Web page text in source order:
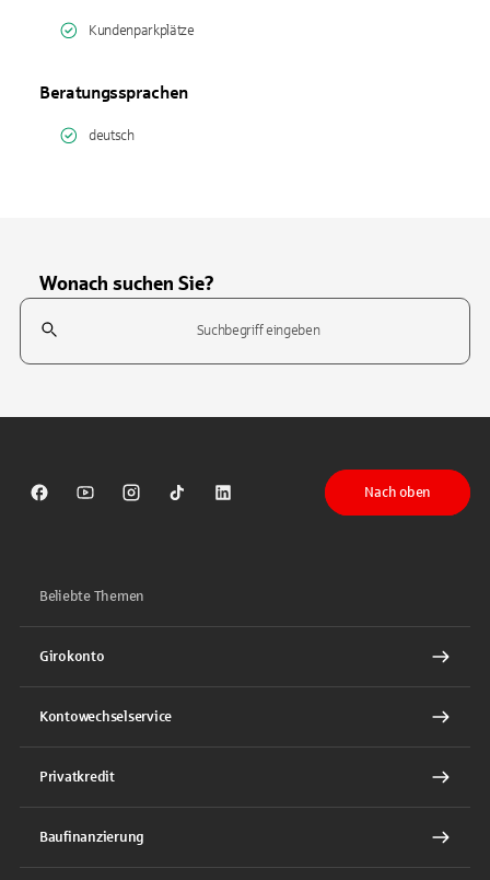
Kundenparkplätze
Beratungssprachen
deutsch
Wonach suchen Sie?
Suchfeld
Sparkasse auf Facebook
Sparkasse auf Youtube
Sparkasse auf Instagram
Sparkasse auf TikTok
Sparkasse auf LinkedIn
Nach oben
Beliebte Themen
Girokonto
Kontowechselservice
Privatkredit
Baufinanzierung